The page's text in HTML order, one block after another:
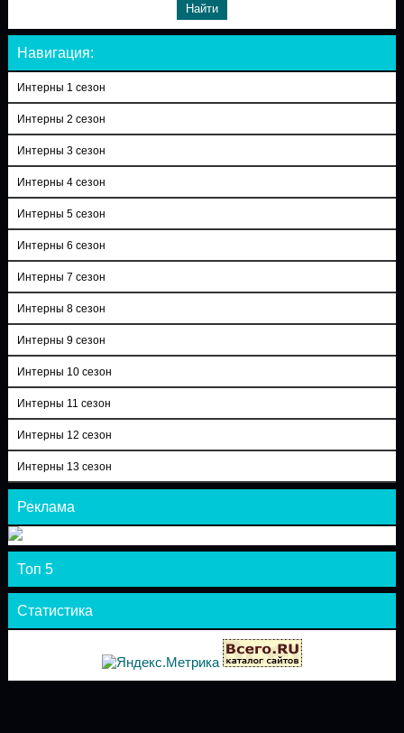
Навигация:
Интерны 1 сезон
Интерны 2 сезон
Интерны 3 сезон
Интерны 4 сезон
Интерны 5 сезон
Интерны 6 сезон
Интерны 7 сезон
Интерны 8 сезон
Интерны 9 сезон
Интерны 10 сезон
Интерны 11 сезон
Интерны 12 сезон
Интерны 13 сезон
Реклама
Топ 5
Статистика